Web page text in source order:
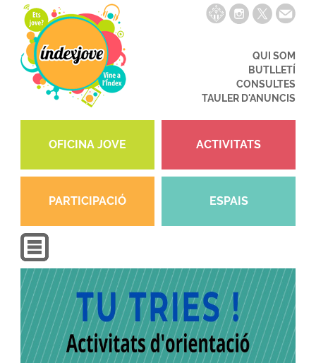
QUI SOM
BUTLLETÍ
CONSULTES
TAULER D'ANUNCIS
OFICINA JOVE ACTIVITATS
PARTICIPACIÓ ESPAIS